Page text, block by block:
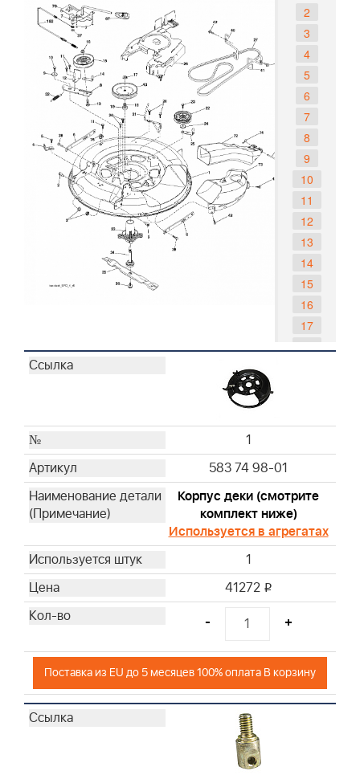
2
3
4
5
6
7
8
9
10
11
12
13
14
15
16
17
18
22
23
25
27
32
36
37
38
1
583 74 98-01
Корпус деки (смотрите
комплект ниже)
Используется в агрегатах
1
41272 i
- +
Поставка из EU до 5 месяцев 100% оплата В корзину